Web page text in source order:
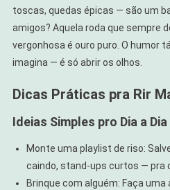
toscas, quedas épicas — são um
amigos? Aquela roda que sempre
vergonhosa é ouro puro. O humor
imagina — é só abrir os olhos.
Dicas Práticas pra Rir
Ideias Simples pro Dia a Dia
Monte uma playlist de riso:
caindo, stand-ups curtos — pra
Brinque com alguém: Faça